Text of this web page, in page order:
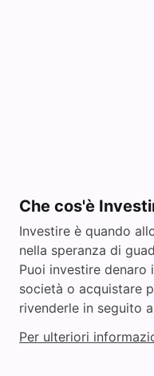
Che cos'è
Investire è quando
nella speranza di
Puoi investire denaro
società o acquistare
rivenderle in seguito
Per ulteriori